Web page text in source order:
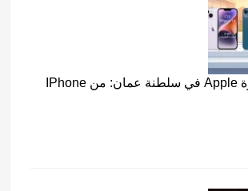
دليل شراء أجهزة Apple في سلطنة عمان: من IPhone